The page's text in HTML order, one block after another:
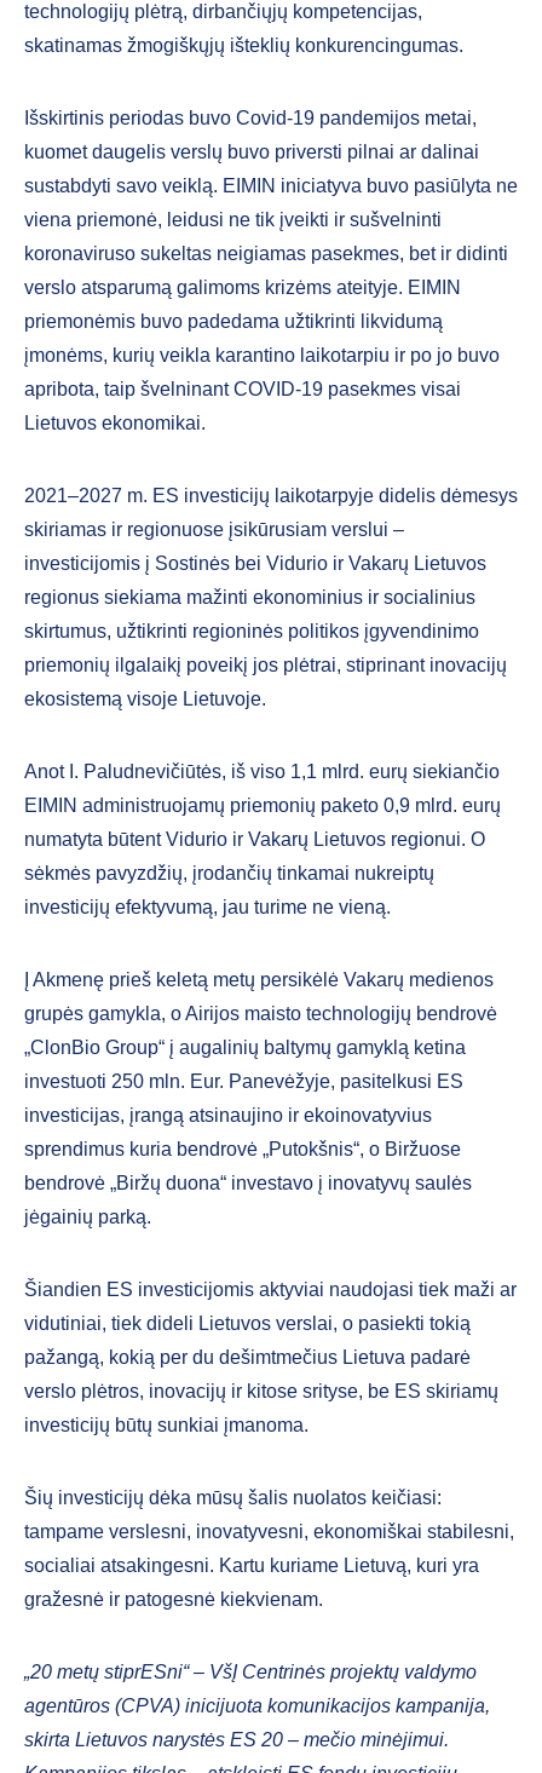
technologijų plėtrą, dirbančiųjų kompetencijas,
skatinamas žmogiškųjų išteklių konkurencingumas.
Išskirtinis periodas buvo Covid-19 pandemijos metai,
kuomet daugelis verslų buvo priversti pilnai ar dalinai
sustabdyti savo veiklą. EIMIN iniciatyva buvo pasiūlyta ne
viena priemonė, leidusi ne tik įveikti ir sušvelninti
koronaviruso sukeltas neigiamas pasekmes, bet ir didinti
verslo atsparumą galimoms krizėms ateityje. EIMIN
priemonėmis buvo padedama užtikrinti likvidumą
įmonėms, kurių veikla karantino laikotarpiu ir po jo buvo
apribota, taip švelninant COVID-19 pasekmes visai
Lietuvos ekonomikai.
2021–2027 m. ES investicijų laikotarpyje didelis dėmesys
skiriamas ir regionuose įsikūrusiam verslui –
investicijomis į Sostinės bei Vidurio ir Vakarų Lietuvos
regionus siekiama mažinti ekonominius ir socialinius
skirtumus, užtikrinti regioninės politikos įgyvendinimo
priemonių ilgalaikį poveikį jos plėtrai, stiprinant inovacijų
ekosistemą visoje Lietuvoje.
Anot I. Paludnevičiūtės, iš viso 1,1 mlrd. eurų siekiančio
EIMIN administruojamų priemonių paketo 0,9 mlrd. eurų
numatyta būtent Vidurio ir Vakarų Lietuvos regionui. O
sėkmės pavyzdžių, įrodančių tinkamai nukreiptų
investicijų efektyvumą, jau turime ne vieną.
Į Akmenę prieš keletą metų persikėlė Vakarų medienos
grupės gamykla, o Airijos maisto technologijų bendrovė
„ClonBio Group“ į augalinių baltymų gamyklą ketina
investuoti 250 mln. Eur. Panevėžyje, pasitelkusi ES
investicijas, įrangą atsinaujino ir ekoinovatyvius
sprendimus kuria bendrovė „Putokšnis“, o Biržuose
bendrovė „Biržų duona“ investavo į inovatyvų saulės
jėgainių parką.
Šiandien ES investicijomis aktyviai naudojasi tiek maži ar
vidutiniai, tiek dideli Lietuvos verslai, o pasiekti tokią
pažangą, kokią per du dešimtmečius Lietuva padarė
verslo plėtros, inovacijų ir kitose srityse, be ES skiriamų
investicijų būtų sunkiai įmanoma.
Šių investicijų dėka mūsų šalis nuolatos keičiasi:
tampame verslesni, inovatyvesni, ekonomiškai stabilesni,
socialiai atsakingesni. Kartu kuriame Lietuvą, kuri yra
gražesnė ir patogesnė kiekvienam.
„20 metų stiprESni“ – VšĮ Centrinės projektų valdymo
agentūros (CPVA) inicijuota komunikacijos kampanija,
skirta Lietuvos narystės ES 20 – mečio minėjimui.